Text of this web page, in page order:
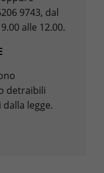
9743, dal
alle 12.00.
detraibili
legge.